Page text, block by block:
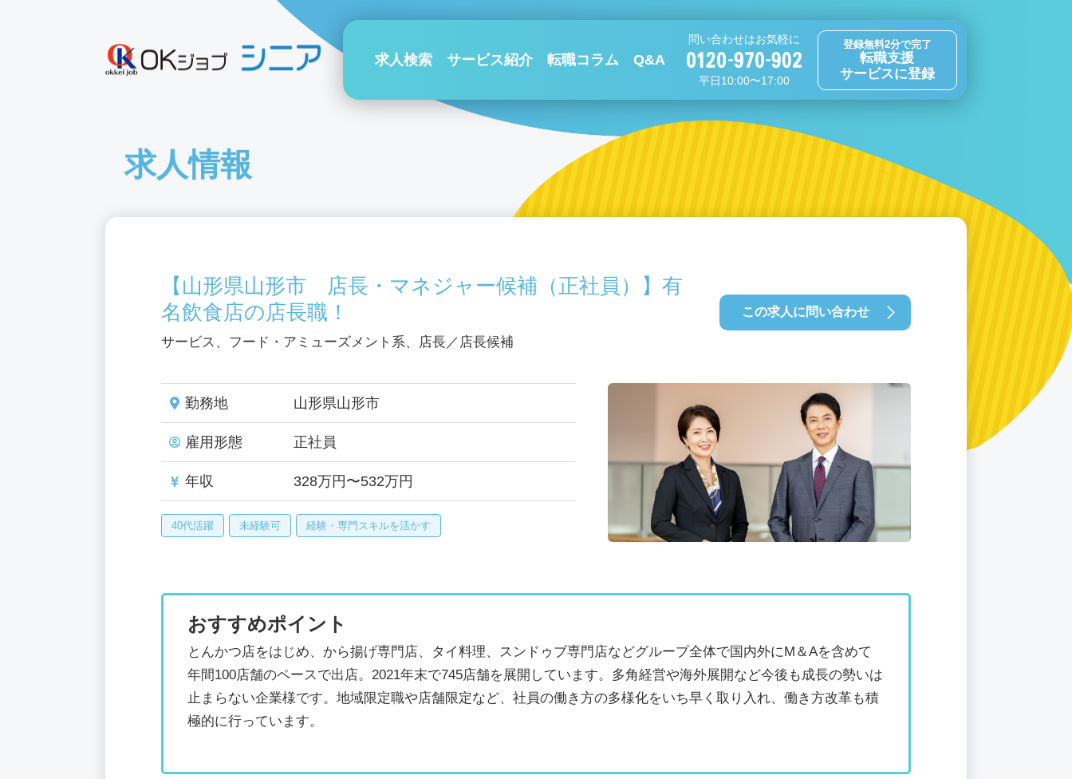
求人検索 サービス紹介 転職コラム Q&A
問い合わせはお気軽に
平日10:00〜17:00
登録無料2分で完了
転職支援
サービスに登録
求人情報
【山形県山形市 店長・マネジャー候補（正社員）】有
名飲食店の店長職！
サービス、フード・アミューズメント系、店長／店長候補
この求人に問い合わせ
勤務地 山形県山形市
雇用形態 正社員
年収 328万円〜532万円
40代活躍 未経験可 経験・専門スキルを活かす
おすすめポイント
とんかつ店をはじめ、から揚げ専門店、タイ料理、スンドゥブ専門店などグループ全体で国内外にM＆Aを含めて
年間100店舗のペースで出店。2021年末で745店舗を展開しています。多角経営や海外展開など今後も成長の勢いは
止まらない企業様です。地域限定職や店舗限定など、社員の働き方の多様化をいち早く取り入れ、働き方改革も積
極的に行っています。